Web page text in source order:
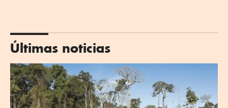
Últimas noticias